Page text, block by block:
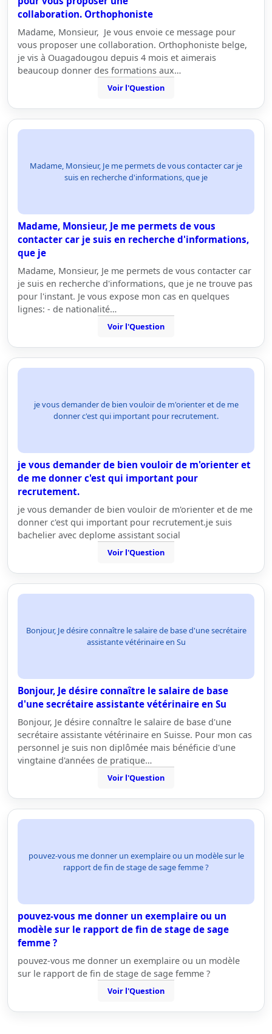
collaboration. Orthophoniste
Madame, Monsieur, Je vous envoie ce message pour
vous proposer une collaboration. Orthophoniste belge,
je vis à Ouagadougou depuis 4 mois et aimerais
beaucoup donner des formations aux…
Voir l'Question
Madame, Monsieur, Je me permets de vous contacter car je
suis en recherche d'informations, que je
Madame, Monsieur, Je me permets de vous
contacter car je suis en recherche d'informations,
que je
Madame, Monsieur, Je me permets de vous contacter car
je suis en recherche d'informations, que je ne trouve pas
pour l'instant. Je vous expose mon cas en quelques
lignes: - de nationalité…
Voir l'Question
je vous demander de bien vouloir de m'orienter et de me
donner c'est qui important pour recrutement.
je vous demander de bien vouloir de m'orienter et
de me donner c'est qui important pour
recrutement.
je vous demander de bien vouloir de m'orienter et de me
donner c'est qui important pour recrutement.je suis
bachelier avec deplome assistant social
Voir l'Question
Bonjour, Je désire connaître le salaire de base d'une secrétaire
assistante vétérinaire en Su
Bonjour, Je désire connaître le salaire de base
d'une secrétaire assistante vétérinaire en Su
Bonjour, Je désire connaître le salaire de base d'une
secrétaire assistante vétérinaire en Suisse. Pour mon cas
personnel je suis non diplômée mais bénéficie d'une
vingtaine d'années de pratique…
Voir l'Question
pouvez-vous me donner un exemplaire ou un modèle sur le
rapport de fin de stage de sage femme ?
pouvez-vous me donner un exemplaire ou un
modèle sur le rapport de fin de stage de sage
femme ?
pouvez-vous me donner un exemplaire ou un modèle
sur le rapport de fin de stage de sage femme ?
Voir l'Question